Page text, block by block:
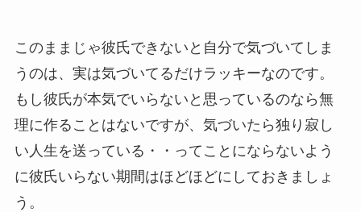
このままじゃ彼氏できないと自分で気づいてしま
うのは、実は気づいてるだけラッキーなのです。
もし彼氏が本気でいらないと思っているのなら無
理に作ることはないですが、気づいたら独り寂し
い人生を送っている・・ってことにならないよう
に彼氏いらない期間はほどほどにしておきましょ
う。